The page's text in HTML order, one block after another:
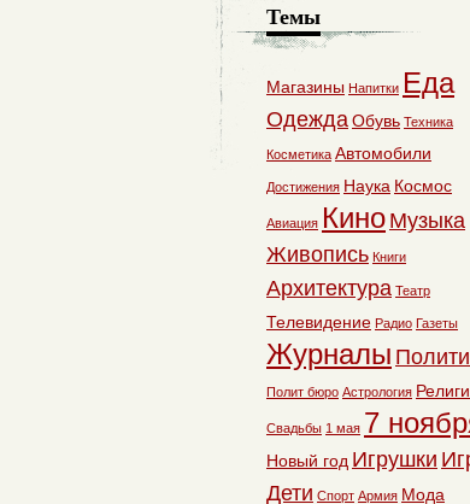
Темы
Магазины Напитки Еда
ОдеждаОбувь Техника
Косметика Автомобили
Достижения Наука Космос
Авиация Кино Музыка
Живопись Книги
Архитектура Театр
Телевидение Радио Газеты
Журналы
Полит бюро Астрология
Свадьбы 1 мая 7
Новый год Игрушки
Дети Спорт Армия Мода